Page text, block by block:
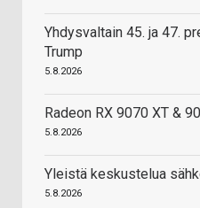
Yhdysvaltain 45. ja 47.
Trump
5.8.2026
Radeon RX 9070 XT &
5.8.2026
Yleistä keskustelua
5.8.2026